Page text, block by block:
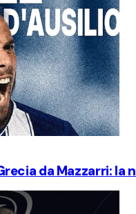
da Mazzarri: la